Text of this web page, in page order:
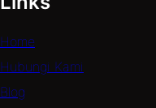
Home
Hubungi Kami
Blog